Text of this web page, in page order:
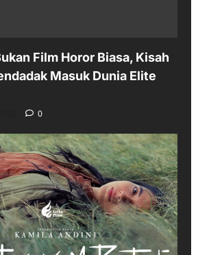
Film Horor Biasa, Kisah
Masuk Dunia Elite
0